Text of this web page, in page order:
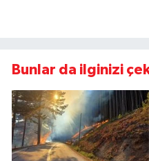
Bunlar da ilginizi